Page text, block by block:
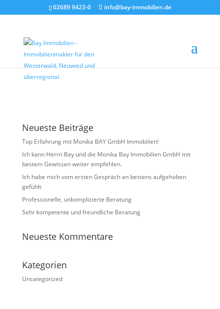
02689 9423-0 info@bay-immobilien.de
Decke Halle
vonAgentur Kloft|Juni 24, 2025
Neueste Beiträge
Top Erfahrung mit Monika BAY GmbH Immobilien!
Ich kann Herrn Bay und die Monika Bay Immobilien GmbH mit
bestem Gewissen weiter empfehlen.
Ich habe mich vom ersten Gespräch an bestens aufgehoben
gefühlt
Professionelle, unkomplizierte Beratung
Sehr kompetente und freundliche Beratung
Neueste Kommentare
Kategorien
Uncategorized